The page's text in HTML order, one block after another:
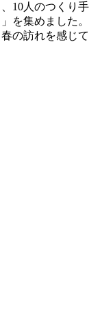
10人のつくり手
を集めました。
の訪れを感じて